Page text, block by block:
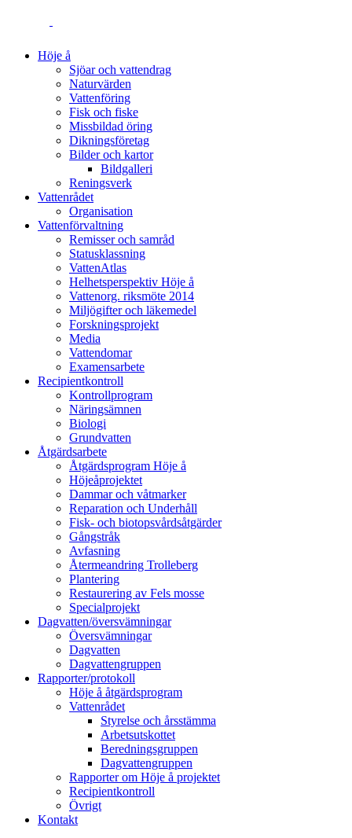
Höje å
Sjöar och vattendrag
Naturvärden
Vattenföring
Fisk och fiske
Missbildad öring
Dikningsföretag
Bilder och kartor
Bildgalleri
Reningsverk
Vattenrådet
Organisation
Vattenförvaltning
Remisser och samråd
Statusklassning
VattenAtlas
Helhetsperspektiv Höje å
Vattenorg. riksmöte 2014
Miljögifter och läkemedel
Forskningsprojekt
Media
Vattendomar
Examensarbete
Recipientkontroll
Kontrollprogram
Näringsämnen
Biologi
Grundvatten
Åtgärdsarbete
Åtgärdsprogram Höje å
Höjeåprojektet
Dammar och våtmarker
Reparation och Underhåll
Fisk- och biotopsvårdsåtgärder
Gångstråk
Avfasning
Återmeandring Trolleberg
Plantering
Restaurering av Fels mosse
Specialprojekt
Dagvatten/översvämningar
Översvämningar
Dagvatten
Dagvattengruppen
Rapporter/protokoll
Höje å åtgärdsprogram
Vattenrådet
Styrelse och årsstämma
Arbetsutskottet
Beredningsgruppen
Dagvattengruppen
Rapporter om Höje å projektet
Recipientkontroll
Övrigt
Kontakt